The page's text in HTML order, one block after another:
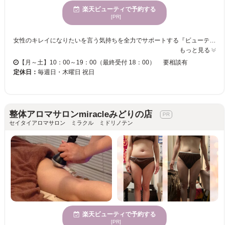
楽天ビューティで予約する
[PR]
もっと見る
【月～土】10：00～19：00（最終受付 18：00） 要相談有
定休日： 毎週日・木曜日 祝日
整体アロマサロンmiracleみどりの店
セイタイアロマサロン ミラクル ミドリノテン
楽天ビューティで予約する
[PR]